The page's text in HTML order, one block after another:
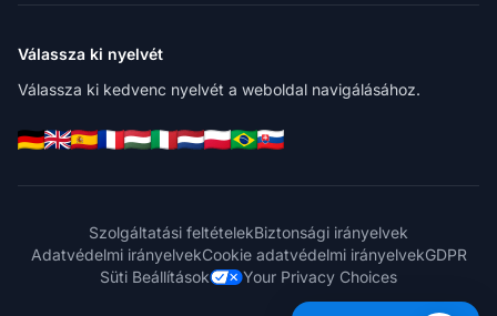
Válassza ki nyelvét
Válassza ki kedvenc nyelvét a weboldal navigálásához.
Szolgáltatási feltételekBiztonsági irányelvek
Adatvédelmi irányelvekCookie adatvédelmi irányelvekGDPR
Süti Beállítások
Your Privacy Choices